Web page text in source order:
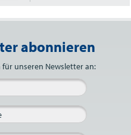
abonnieren
für unseren Newsletter an: